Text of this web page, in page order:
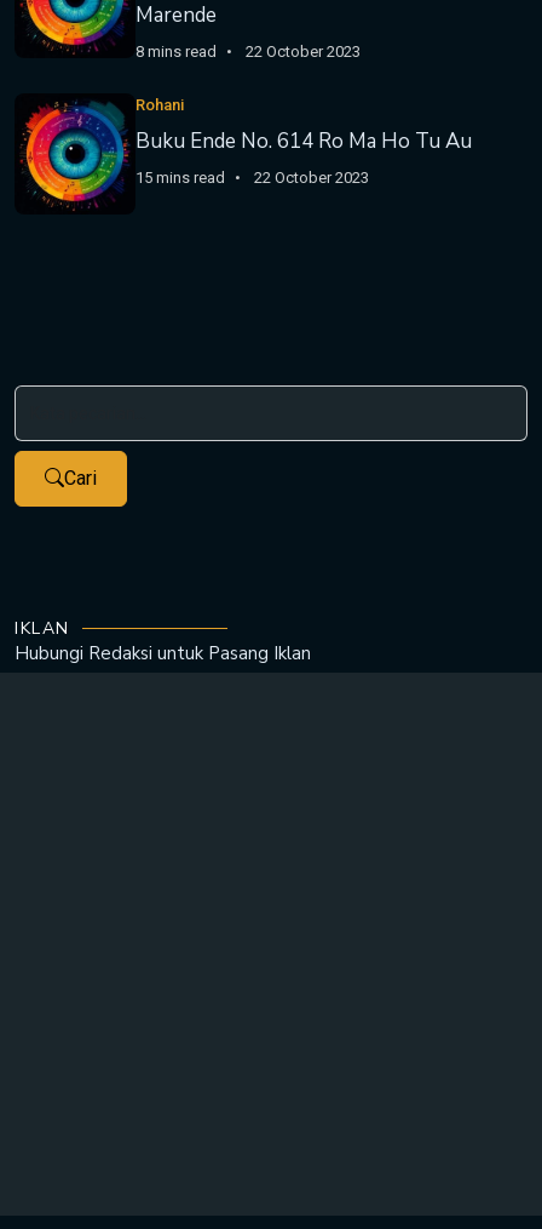
Marende
8 mins read 22 October 2023
Rohani
Buku Ende No. 614 Ro Ma Ho Tu Au
15 mins read 22 October 2023
Cari
IKLAN
Hubungi Redaksi untuk Pasang Iklan